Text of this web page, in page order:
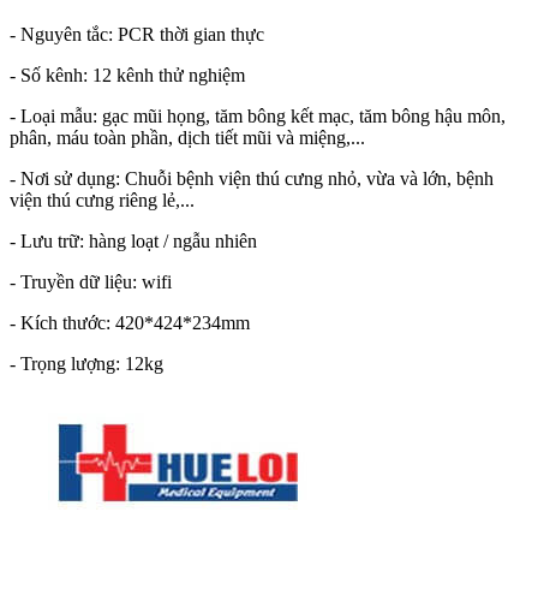
- Nguyên tắc: PCR thời gian thực
- Số kênh: 12 kênh thử nghiệm
- Loại mẫu: gạc mũi họng, tăm bông kết mạc, tăm bông hậu môn,
phân, máu toàn phần, dịch tiết mũi và miệng,...
- Nơi sử dụng: Chuỗi bệnh viện thú cưng nhỏ, vừa và lớn, bệnh
viện thú cưng riêng lẻ,...
- Lưu trữ: hàng loạt / ngẫu nhiên
- Truyền dữ liệu: wifi
- Kích thước: 420*424*234mm
- Trọng lượng: 12kg